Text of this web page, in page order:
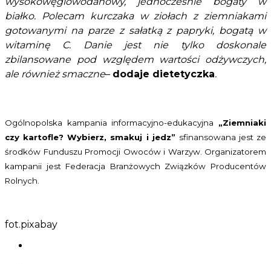
białko. Polecam kurczaka w ziołach z ziemniakami
gotowanymi na parze z sałatką z papryki, bogatą w
witaminę C. Danie jest nie tylko doskonale
zbilansowane pod względem wartości odżywczych,
ale również smaczne– dodaje dietetyczka.
Ogólnopolska kampania informacyjno-edukacyjna „Ziemniaki
czy kartofle? Wybierz, smakuj i jedz” sfinansowana jest ze
środków Funduszu Promocji Owoców i Warzyw. Organizatorem
kampanii jest Federacja Branżowych Związków Producentów
Rolnych.
fot.pixabay